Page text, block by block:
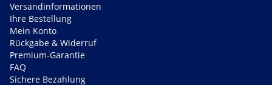
Versandinformationen
Ihre Bestellung
Mein Konto
Rückgabe & Widerruf
Premium-Garantie
FAQ
Sichere Bezahlung